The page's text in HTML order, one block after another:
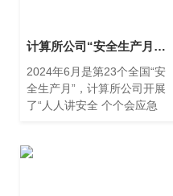
计算所公司“安全生产月”活动纪实
2024年6月是第23个全国“安
全生产月”，计算所公司开展
了“人人讲安全 个个会应急
工树牢安全发展理念，切实